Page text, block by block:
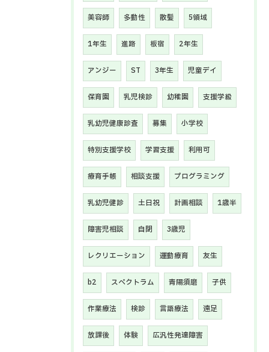
美容師 多動性 散髪 5領域
1年生 進路 板宿 2年生
アンジー ST 3年生 児童デイ
保育園 乳児検診 幼稚園 支援学級
乳幼児健康診査 募集 小学校
特別支援学校 学習支援 利用可
療育手帳 相談支援 プログラミング
乳幼児健診 土日祝 計画相談 1歳半
障害児相談 自閉 3歳児
レクリエーション 運動療育 友生
b2 スペクトラム 青陽須磨 子供
作業療法 検診 言語療法 遠足
放課後 体験 広汎性発達障害